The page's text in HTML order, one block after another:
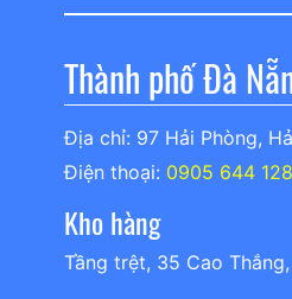
Thành phố Đà
Địa chỉ: 97 Hải Phòng,
Điện thoại: 0905 644 128
Kho hàng
Tầng trệt, 35 Cao